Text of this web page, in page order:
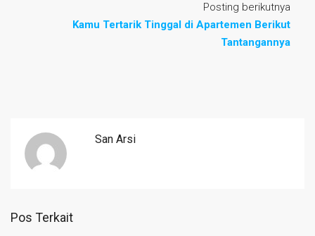
Posting berikutnya
Kamu Tertarik Tinggal di Apartemen Berikut
Tantangannya
San Arsi
Pos Terkait